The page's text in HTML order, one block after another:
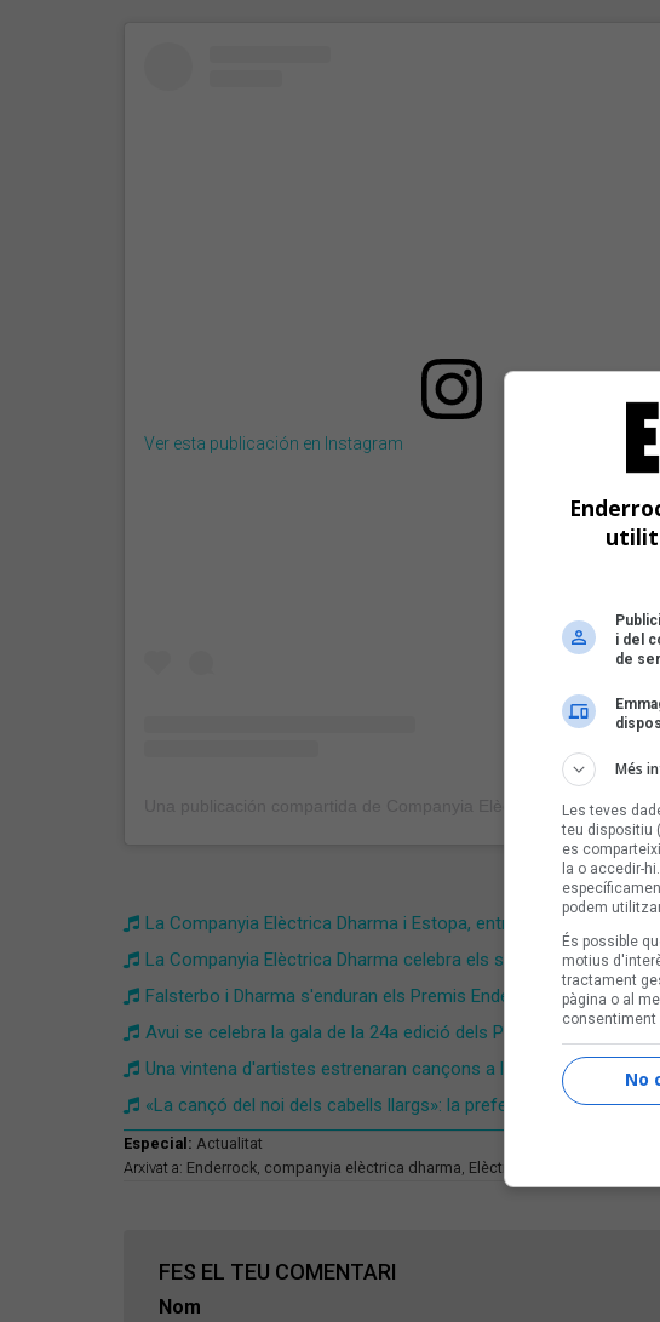
Ver esta publicación en Instagram
La Companyia Elèctrica Dharma i Estopa, entre els condecorats
La Companyia Elèctrica Dharma celebra els seus 50 anys al
Falsterbo i Dharma s'enduran els Premis Enderrock especials de
Avui se celebra la gala de la 24a edició dels Premis Enderrock de
Una vintena d'artistes estrenaran cançons a la gala dels Premis
«La cançó del noi dels cabells llargs»: la preferida de la
Especial: Actualitat
Arxivat a: Enderrock companyia elèctrica dharma Elèctrica Dharma
FES EL TEU COMENTARI
Nom
i del
de
Més
Les teves
teu dispositiu
es
la o accedir-
podem
És possible
motius
tractament
pàgina o al
consentiment
No